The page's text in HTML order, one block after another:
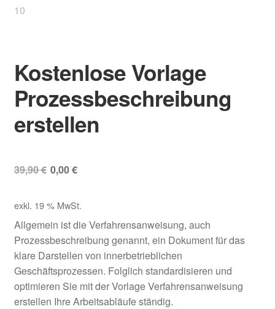
Kostenlose Vorlage
Prozessbeschreibung
erstellen
39,90€ Ursprünglicher
war:
39,90 €
0,00€Aktueller
ist:
0,00 €.
exkl. 19 % MwSt.
Allgemein ist die Verfahrensanweisung, auch
Prozessbeschreibung genannt, ein Dokument für das
klare Darstellen von innerbetrieblichen
Geschäftsprozessen. Folglich standardisieren und
optimieren Sie mit der Vorlage Verfahrensanweisung
erstellen Ihre Arbeitsabläufe ständig.